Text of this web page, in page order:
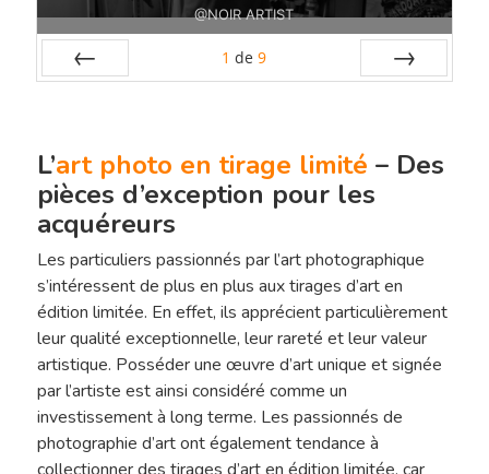
@NOIR ARTIST
1 de 9
L’art photo en tirage limité – Des
pièces d’exception pour les
acquéreurs
Les particuliers passionnés par l’art photographique
s’intéressent de plus en plus aux tirages d’art en
édition limitée. En effet, ils apprécient particulièrement
leur qualité exceptionnelle, leur rareté et leur valeur
artistique. Posséder une œuvre d’art unique et signée
par l’artiste est ainsi considéré comme un
investissement à long terme. Les passionnés de
photographie d’art ont également tendance à
Sélection De
Tirage FineArt
Encadrements Et